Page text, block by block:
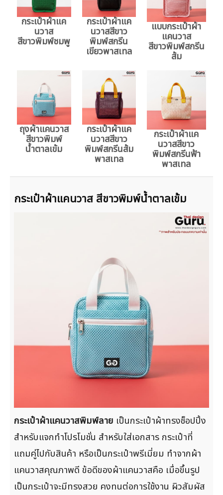
กระเป๋าผ้าแค
นวาส
สีขาวพิมพ์ชมพู
กระเป๋าผ้าแค
นวาสสีขาว
พิมพ์สกรีน
เขียวพาสเทล
แบบกระเป๋าผ้า
แคนวาส
สีขาวพิมพ์สกรีน
ส้ม
ถุงผ้าแคนวาส
สีขาวพิมพ์
น้ำตาลเข้ม
กระเป๋าผ้าแค
นวาสสีขาว
พิมพ์สกรีนส้ม
พาสเทล
กระเป๋าผ้าแค
นวาสสีขาว
พิมพ์สกรีนฟ้า
พาสเทล
กระเป๋าผ้าแคนวาส สีขาวพิมพ์น้ำตาลเข้ม
กระเป๋าผ้าแคนวาสพิมพ์ลาย เป็นกระเป๋าผ้าทรงช็อปปิ้ง
สำหรับแจกทำโปรโมชั่น สำหรับใส่เอกสาร กระเป๋าที่
แถมคู่ไปกับสินค้า หรือเป็นกระเป๋าพรีเมี่ยม ทำจากผ้า
แคนวาสคุณภาพดี ข้อดีของผ้าแคนวาสคือ เมื่อขึ้นรูป
เป็นกระเป๋าจะมีทรงสวย คงทนต่อการใช้งาน ผิวสัมผัส